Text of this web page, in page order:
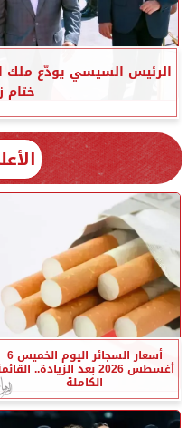
الرئيس السيسي يودّع ملك
ختام
أسعار السجائر اليوم الخميس 6
أغسطس 2026 بعد الزيادة..
الكاملة